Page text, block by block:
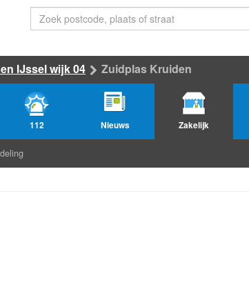
IJssel wijk 04 Zuidplas Kruiden
112 Nieuws Zakelijk